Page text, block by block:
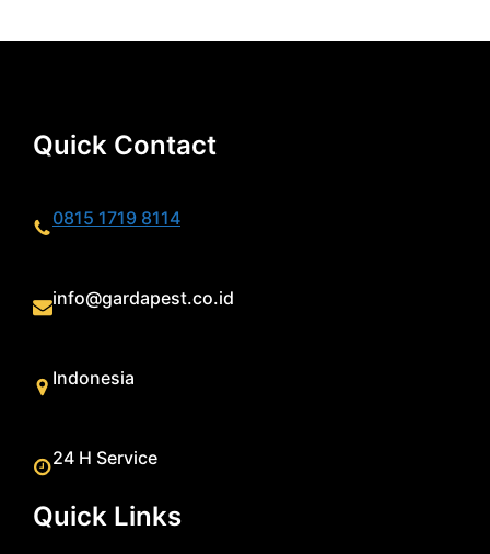
Quick Contact
0815 1719 8114
info@gardapest.co.id
Indonesia
24 H Service
Quick Links